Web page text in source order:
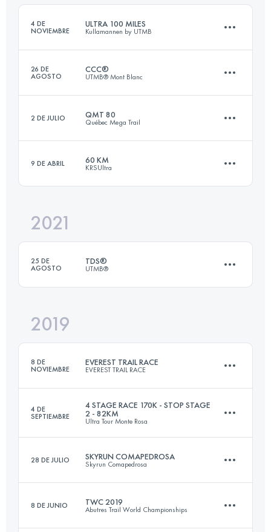
Inicia sesión para ver el UTMB Index
Inicia sesión para ver el UTMB Index
4 DE
NOVIEMBRE
ULTRA 100 MILES
Kullamannen by UTMB
26 DE
AGOSTO
CCC®
UTMB® Mont Blanc
2 DE JULIO QMT 80
Québec Mega Trail
Inicia sesión para ver el UTMB Index
9 DE ABRIL 60 KM
KRSUltra
2021
25 DE
AGOSTO
TDS®
UTMB®
Inicia sesión para ver el UTMB Index
2019
8 DE
NOVIEMBRE
EVEREST TRAIL RACE
EVEREST TRAIL RACE
6 Etapas
186 KM
Inicia sesión para ver el UTMB Index
4 DE
SEPTIEMBRE
4 STAGE RACE 170K - STOP STAGE
2 - 82KM
Ultra Tour Monte Rosa
28 DE JULIO SKYRUN COMAPEDROSA
Skyrun Comapedrosa
8 DE JUNIO TWC 2019
Abutres Trail World Championships